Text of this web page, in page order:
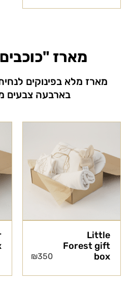
מארז
מארז מלא בפינוקים
בארבעה צבעים
Little
Forest gift
box
₪350